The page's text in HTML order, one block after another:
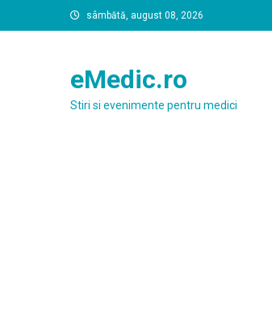
to
sâmbătă, august 08, 2026
eMedic.ro
Stiri si evenimente pentru medici